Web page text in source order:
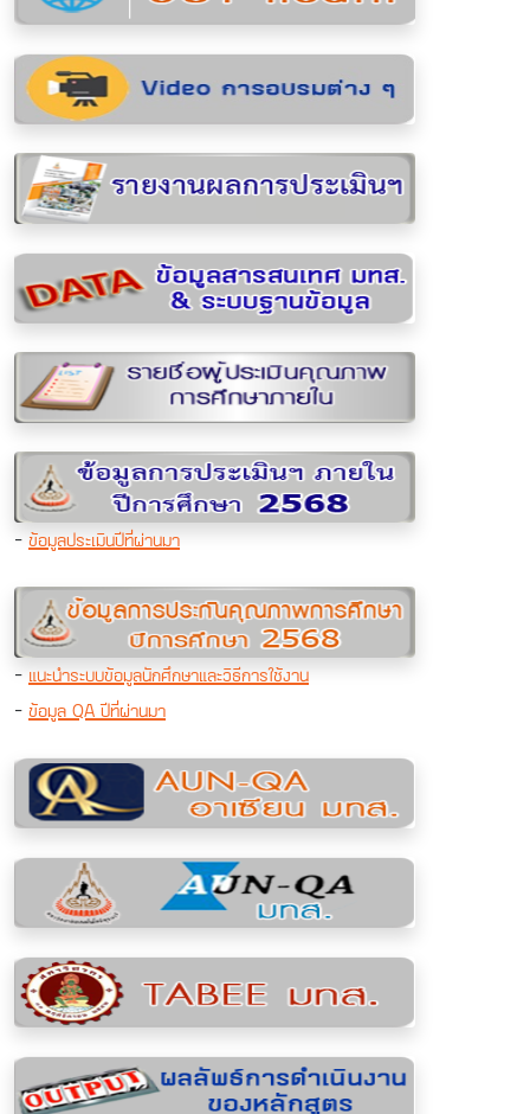
- ข้อมูลประเมินปีที่ผ่านมา
- แนะนำระบบข้อมูลนักศึกษาและวิธีการใช้งาน
- ข้อมูล QA ปีที่ผ่านมา